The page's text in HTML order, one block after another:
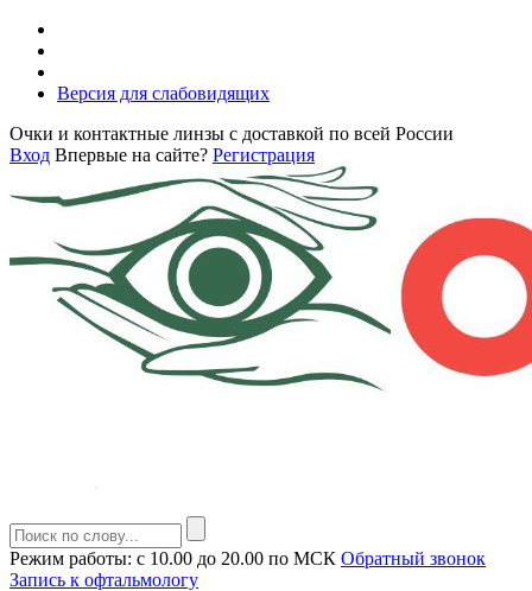
Версия для слабовидящих
Очки и контактные линзы с доставкой по всей России
Вход Впервые на сайте? Регистрация
Режим работы: с 10.00 до 20.00 по МСК Обратный звонок
Запись к офтальмологу